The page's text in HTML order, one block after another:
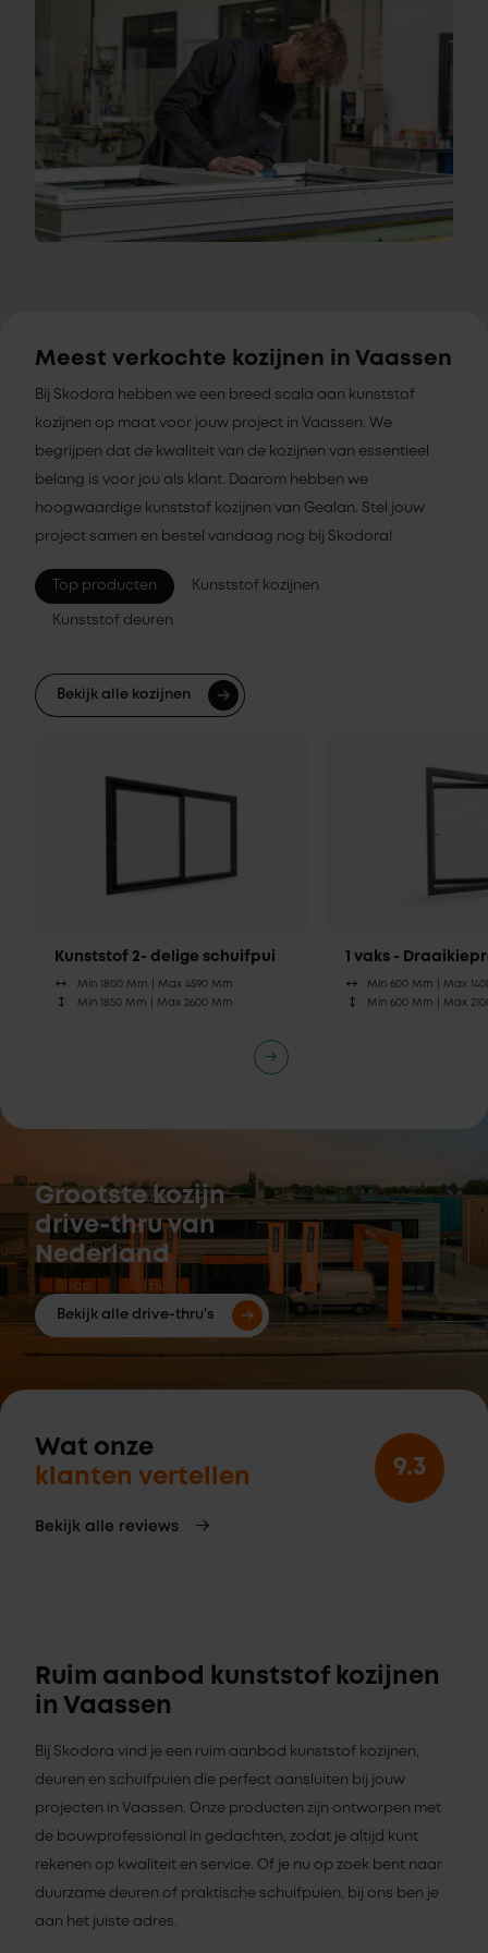
Meest verkochte kozijnen in Vaassen
Bij Skodora hebben we een breed scala aan kunststof
kozijnen op maat voor jouw project in Vaassen. We
begrijpen dat de kwaliteit van de kozijnen van essentieel
belang is voor jou als klant. Daarom hebben we
hoogwaardige kunststof kozijnen van Gealan. Stel jouw
project samen en bestel vandaag nog bij Skodora!
Top producten Kunststof kozijnen
Kunststof deuren
Bekijk alle kozijnen
Kunststof 2- delige schuifpui
Min 1800 Mm | Max 4590 Mm
Min 1850 Mm | Max 2600 Mm
1 vaks -
Min 600 Mm |Max
Min 600 Mm |Max
Grootste kozijn
drive-thru van
Nederland
Bekijk alle drive-thru's
Wat onze
klanten vertellen
Bekijk alle reviews
9.3
Ruim aanbod kunststof kozijnen
in Vaassen
Bij Skodora vind je een ruim aanbod kunststof kozijnen,
deuren en schuifpuien die perfect aansluiten bij jouw
projecten in Vaassen. Onze producten zijn ontworpen met
de bouwprofessional in gedachten, zodat je altijd kunt
rekenen op kwaliteit en service. Of je nu op zoek bent naar
duurzame deuren of praktische schuifpuien, bij ons ben je
aan het juiste adres.